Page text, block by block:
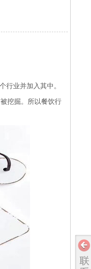
行业并加入其中。
挖掘。所以餐饮行